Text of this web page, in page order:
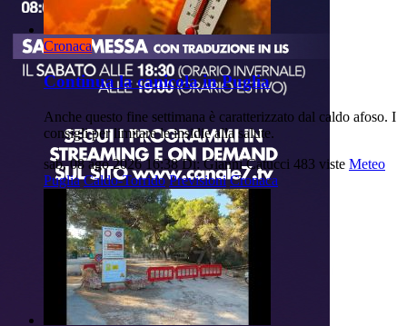
Cronaca
Continua la canicola in Puglia
Anche questo fine settimana è caratterizzato dal caldo afoso. I
consigli per limitare le insidie alla salute.
sab, 08 ago 2026 16:38 Di: Gianni Catucci 483 viste Meteo
Puglia Caldo-Torrido Previsioni Cronaca